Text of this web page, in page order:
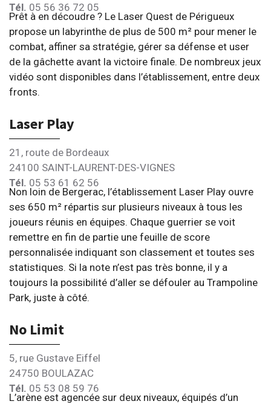
Tél. 05 56 36 72 05
Prêt à en découdre ? Le Laser Quest de Périgueux
propose un labyrinthe de plus de 500 m² pour mener le
combat, affiner sa stratégie, gérer sa défense et user
de la gâchette avant la victoire finale. De nombreux jeux
vidéo sont disponibles dans l’établissement, entre deux
fronts.
Laser Play
21, route de Bordeaux
24100 SAINT-LAURENT-DES-VIGNES
Tél. 05 53 61 62 56
Non loin de Bergerac, l’établissement Laser Play ouvre
ses 650 m² répartis sur plusieurs niveaux à tous les
joueurs réunis en équipes. Chaque guerrier se voit
remettre en fin de partie une feuille de score
personnalisée indiquant son classement et toutes ses
statistiques. Si la note n’est pas très bonne, il y a
toujours la possibilité d’aller se défouler au Trampoline
Park, juste à côté.
No Limit
5, rue Gustave Eiffel
24750 BOULAZAC
Tél. 05 53 08 59 76
L’arène est agencée sur deux niveaux, équipés d’un